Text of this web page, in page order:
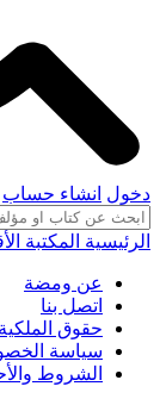
دخول انشاء حساب
الرئيسية المكتبة
عن ومضة
اتصل بنا
حقوق الملكية
سياسة
الشروط